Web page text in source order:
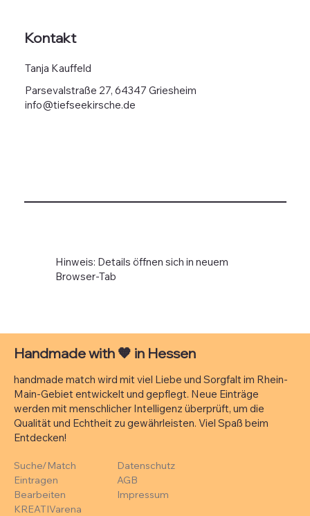
Kontakt
Tanja Kauffeld
Parsevalstraße 27, 64347 Griesheim
info@tiefseekirsche.de
Hinweis: Details öffnen sich in neuem
Browser-Tab
Handmade with 🧡 in Hessen
handmade match wird mit viel Liebe und Sorgfalt im Rhein-
Main-Gebiet entwickelt und gepflegt. Neue Einträge
werden mit menschlicher Intelligenz überprüft, um die
Qualität und Echtheit zu gewährleisten. Viel Spaß beim
Entdecken!
Suche/Match
Eintragen
Bearbeiten
KREATIVarena
Datenschutz
AGB
Impressum